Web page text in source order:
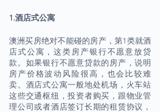
1.酒店式公寓
澳洲买房绝对不能碰的房产，第1类就酒
店式公寓，这类房产银行不愿意放贷
款。如果银行不愿意贷款的房产，说明
房产价格波动风险很高，也会比较难
卖。酒店式公寓一般地处机场，火车站
这些交通枢纽，投资者购买，跟物业管
理公司或者酒店签订长期的租赁协议，